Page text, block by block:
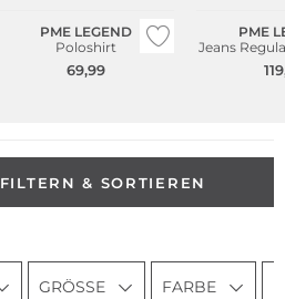
PME LEGEND
Poloshirt
69,99
PME
Jeans
FILTERN & SORTIEREN
GRÖSSE FARBE